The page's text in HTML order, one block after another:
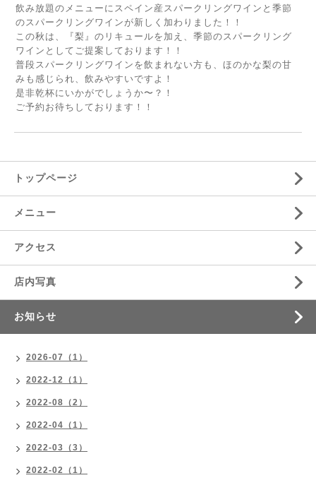
飲み放題のメニューにスペイン産スパークリングワインと季節
のスパークリングワインが新しく加わりました！！
この秋は、『梨』のリキュールを加え、季節のスパークリング
ワインとしてご提案しております！！
普段スパークリングワインを飲まれない方も、ほのかな梨の甘
みも感じられ、飲みやすいですよ！
是非乾杯にいかがでしょうか〜？！
ご予約お待ちしております！！
トップページ
メニュー
アクセス
店内写真
お知らせ
2026-07（1）
2022-12（1）
2022-08（2）
2022-04（1）
2022-03（3）
2022-02（1）